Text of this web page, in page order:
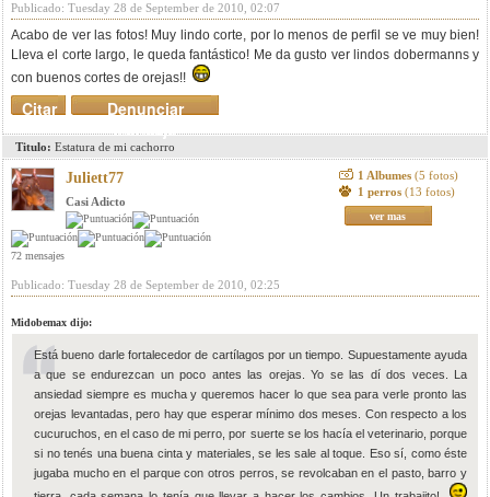
Publicado: Tuesday 28 de September de 2010, 02:07
Acabo de ver las fotos! Muy lindo corte, por lo menos de perfil se ve muy bien!
Lleva el corte largo, le queda fantástico! Me da gusto ver lindos dobermanns y
con buenos cortes de orejas!!
Denunciar
mensaje
Citar
Titulo: Estatura de mi cachorro
Juliett77
Casi Adicto
72 mensajes
1 Albumes (5 fotos)
1 perros (13 fotos)
ver mas
Publicado: Tuesday 28 de September de 2010, 02:25
Midobemax dijo:
Está bueno darle fortalecedor de cartílagos por un tiempo. Supuestamente ayuda
a que se endurezcan un poco antes las orejas. Yo se las dí dos veces. La
ansiedad siempre es mucha y queremos hacer lo que sea para verle pronto las
orejas levantadas, pero hay que esperar mínimo dos meses. Con respecto a los
cucuruchos, en el caso de mi perro, por suerte se los hacía el veterinario, porque
si no tenés una buena cinta y materiales, se les sale al toque. Eso sí, como éste
jugaba mucho en el parque con otros perros, se revolcaban en el pasto, barro y